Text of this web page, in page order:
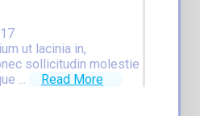
ut lacinia in,
sollicitudin molestie
...
Read More